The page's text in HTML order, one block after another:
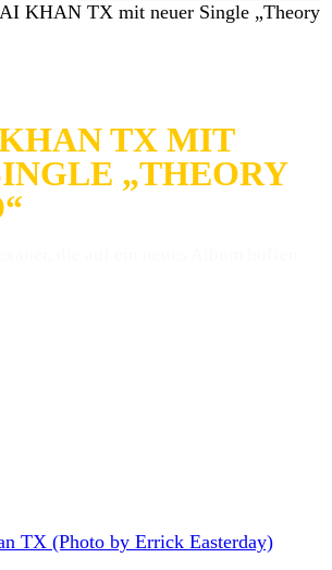
KHAN TX mit neuer Single „Theory
TX MIT
„THEORY